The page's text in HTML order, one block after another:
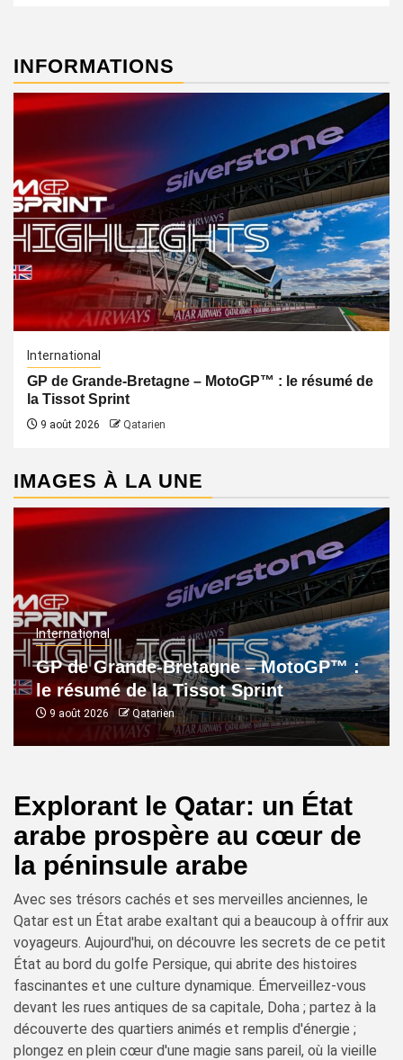
INFORMATIONS
International
GP de Grande-Bretagne – MotoGP™ : le résumé de
la Tissot Sprint
9 août 2026 Qatarien
IMAGES À LA UNE
International
GP de Grande-Bretagne – MotoGP™ :
le résumé de la Tissot Sprint
9 août 2026 Qatarien
Explorant le Qatar: un État
arabe prospère au cœur de
la péninsule arabe
Avec ses trésors cachés et ses merveilles anciennes, le
Qatar est un État arabe exaltant qui a beaucoup à offrir aux
voyageurs. Aujourd'hui, on découvre les secrets de ce petit
État au bord du golfe Persique, qui abrite des histoires
fascinantes et une culture dynamique. Émerveillez-vous
devant les rues antiques de sa capitale, Doha ; partez à la
découverte des quartiers animés et remplis d'énergie ;
plongez en plein cœur d'une magie sans pareil, où la vieille